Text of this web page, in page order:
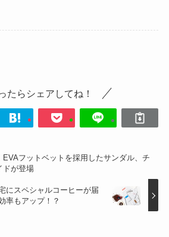
たらシェアしてね！
EVAフットベットを採用したサンダル、チ
ドが登場
にスペシャルコーヒーが届
率もアップ！？